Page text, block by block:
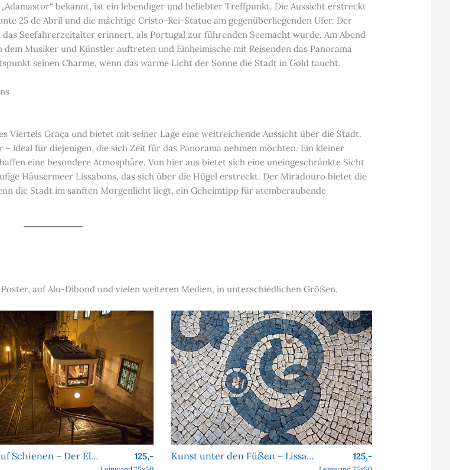
bekannt, ist ein lebendiger und beliebter Treffpunkt. Die Aussicht erstreckt
25 de Abril und die mächtige Cristo-Rei-Statue am gegenüberliegenden Ufer. Der
Seefahrerzeitalter erinnert, als Portugal zur führenden Seemacht wurde. Am Abend
Musiker und Künstler auftreten und Einheimische mit Reisenden das Panorama
seinen Charme, wenn das warme Licht der Sonne die Stadt in Gold taucht.
Viertels Graça und bietet mit seiner Lage eine weitreichende Aussicht über die Stadt.
ideal für diejenigen, die sich Zeit für das Panorama nehmen möchten. Ein kleiner
eine besondere Atmosphäre. Von hier aus bietet sich eine uneingeschränkte Sicht
Häusermeer Lissabons, das sich über die Hügel erstreckt. Der Miradouro bietet die
die Stadt im sanften Morgenlicht liegt, ein Geheimtipp für atemberaubende
auf Alu-Dibond und vielen weiteren Medien, in unterschiedlichen Größen.
Nostalgie auf Schienen – Der Elevador da Bica bei Nacht 125,- Kunst unter den Füßen – Lissaboner Pflastersteine 125,-